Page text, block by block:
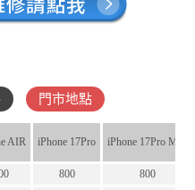
門市地點
AIR iPhone 17Pro iPhone 17Pro Max
800
800